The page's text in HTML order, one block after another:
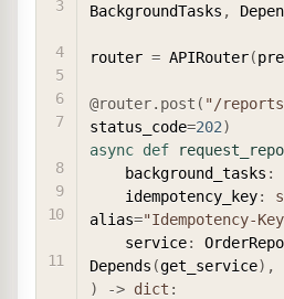
BackgroundTasks ,
router = APIRouter(
@router. post ( "/
status_code=202)
async def
    background_tasks
:
    idempotency_key
:
alias="Idempotency-
    service
:
Depends (get_service) ,
)
-> dict :